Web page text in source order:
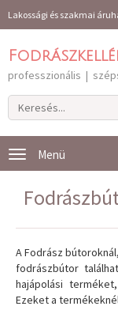
Lakossági és szakmai
professzionális |
Toggle
navigation
A Fodrász
fodrászbútor
hajápolási
Ezeket a